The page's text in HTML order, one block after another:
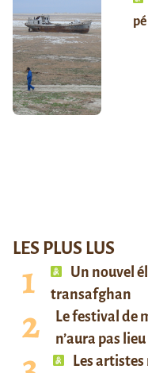
LES PLUS LUS
Un nouvel
transafghan
Le festival de
n’aura pas
Les artistes